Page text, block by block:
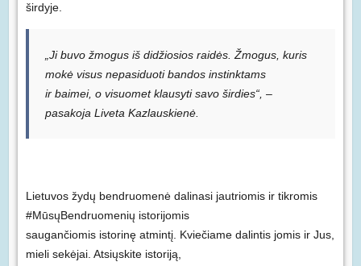
širdyje.
„Ji buvo žmogus iš didžiosios raidės. Žmogus, kuris
mokė visus nepasiduoti bandos instinktams
ir baimei, o visuomet klausyti savo širdies“, –
pasakoja Liveta Kazlauskienė.
Lietuvos žydų bendruomenė dalinasi jautriomis ir tikromis
#MūsųBendruomenių istorijomis
saugančiomis istorinę atmintį. Kviečiame dalintis jomis ir Jus,
mieli sekėjai. Atsiųskite istoriją,